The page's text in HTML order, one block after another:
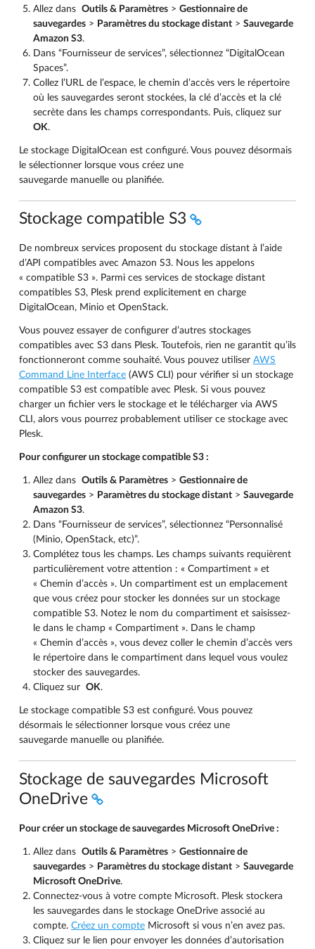
Allez dans Outils & Paramètres > Gestionnaire de
sauvegardes > Paramètres du stockage distant > Sauvegarde
Amazon S3.
Dans “Fournisseur de services”, sélectionnez “DigitalOcean
Spaces”.
Collez l’URL de l’espace, le chemin d’accès vers le répertoire
où les sauvegardes seront stockées, la clé d’accès et la clé
secrète dans les champs correspondants. Puis, cliquez sur
OK.
Le stockage DigitalOcean est configuré. Vous pouvez désormais
le sélectionner lorsque vous créez une
sauvegarde manuelle ou planifiée.
Stockage compatible S3
De nombreux services proposent du stockage distant à l’aide
d’API compatibles avec Amazon S3. Nous les appelons
« compatible S3 ». Parmi ces services de stockage distant
compatibles S3, Plesk prend explicitement en charge
DigitalOcean, Minio et OpenStack.
Vous pouvez essayer de configurer d’autres stockages
compatibles avec S3 dans Plesk. Toutefois, rien ne garantit qu’ils
fonctionneront comme souhaité. Vous pouvez utiliser AWS
Command Line Interface (AWS CLI) pour vérifier si un stockage
compatible S3 est compatible avec Plesk. Si vous pouvez
charger un fichier vers le stockage et le télécharger via AWS
CLI, alors vous pourrez probablement utiliser ce stockage avec
Plesk.
Pour configurer un stockage compatible S3 :
Allez dans Outils & Paramètres > Gestionnaire de
sauvegardes > Paramètres du stockage distant > Sauvegarde
Amazon S3.
Dans “Fournisseur de services”, sélectionnez “Personnalisé
(Minio, OpenStack, etc)”.
Complétez tous les champs. Les champs suivants requièrent
particulièrement votre attention : « Compartiment » et
« Chemin d’accès ». Un compartiment est un emplacement
que vous créez pour stocker les données sur un stockage
compatible S3. Notez le nom du compartiment et saisissez-
le dans le champ « Compartiment ». Dans le champ
« Chemin d’accès », vous devez coller le chemin d’accès vers
le répertoire dans le compartiment dans lequel vous voulez
stocker des sauvegardes.
Cliquez sur OK.
Le stockage compatible S3 est configuré. Vous pouvez
désormais le sélectionner lorsque vous créez une
sauvegarde manuelle ou planifiée.
Stockage de sauvegardes Microsoft
OneDrive
Pour créer un stockage de sauvegardes Microsoft OneDrive :
Allez dans Outils & Paramètres > Gestionnaire de
sauvegardes > Paramètres du stockage distant > Sauvegarde
Microsoft OneDrive.
Connectez-vous à votre compte Microsoft. Plesk stockera
les sauvegardes dans le stockage OneDrive associé au
compte. Créez un compte Microsoft si vous n’en avez pas.
Cliquez sur le lien pour envoyer les données d’autorisation